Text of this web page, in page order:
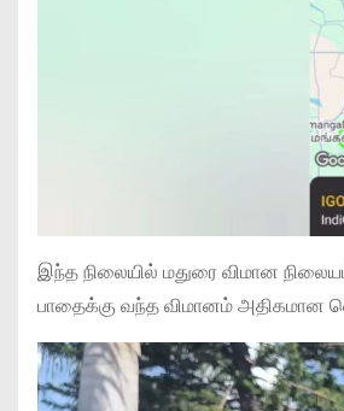
இந்த நிலையில் மதுரை விமான
பாதைக்கு வந்த விமானம் அதிகமான